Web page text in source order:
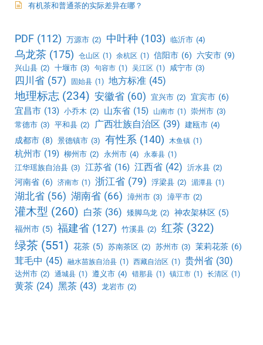
有机茶和普通茶的实际差异在哪？
PDF (112) 万源市 (2) 中叶种 (103) 临沂市 (4)
乌龙茶 (175) 仓山区 (1) 余杭区 (1) 信阳市 (6) 六安市 (9)
兴山县 (2) 十堰市 (3) 句容市 (1) 吴江区 (1) 咸宁市 (3)
四川省 (57) 固始县 (1) 地方标准 (45)
地理标志 (234) 安徽省 (60) 宜兴市 (2) 宜宾市 (6)
宜昌市 (13) 小乔木 (2) 山东省 (15) 山南市 (1) 崇州市 (3)
常德市 (3) 平和县 (2) 广西壮族自治区 (39) 建瓯市 (4)
成都市 (8) 景德镇市 (3) 有性系 (140) 木鱼镇 (1)
杭州市 (19) 柳州市 (2) 永州市 (4) 永泰县 (1)
江华瑶族自治县 (3) 江苏省 (16) 江西省 (42) 沂水县 (2)
河南省 (6) 济南市 (1) 浙江省 (79) 浮梁县 (2) 湄潭县 (1)
湖北省 (56) 湖南省 (66) 漳州市 (3) 漳平市 (2)
灌木型 (260) 白茶 (36) 矮脚乌龙 (2) 神农架林区 (5)
福州市 (5) 福建省 (127) 竹溪县 (2) 红茶 (322)
绿茶 (551) 花茶 (5) 苏南茶区 (2) 苏州市 (3) 茉莉花茶 (6)
茸毛中 (45) 融水苗族自治县 (1) 西藏自治区 (1) 贵州省 (30)
达州市 (2) 通城县 (1) 遵义市 (4) 错那县 (1) 镇江市 (1) 长清区 (1)
黄茶 (24) 黑茶 (43) 龙岩市 (2)